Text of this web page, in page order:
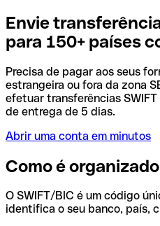
Envie
para 150+ países
Precisa de pagar aos seus
estrangeira ou fora da zona
efetuar transferências
de entrega de 5 dias.
Abrir uma conta em minutos
Como é
O SWIFT/BIC é um código
identifica o seu banco, país,